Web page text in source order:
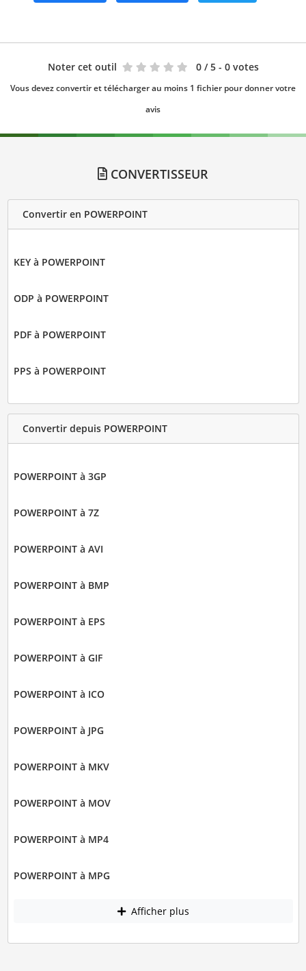
Noter cet outil 0 / 5 - 0 votes
Vous devez convertir et télécharger au moins 1 fichier pour donner votre
avis
CONVERTISSEUR
Convertir en POWERPOINT
KEY à POWERPOINT
ODP à POWERPOINT
PDF à POWERPOINT
PPS à POWERPOINT
Convertir depuis POWERPOINT
POWERPOINT à 3GP
POWERPOINT à 7Z
POWERPOINT à AVI
POWERPOINT à BMP
POWERPOINT à EPS
POWERPOINT à GIF
POWERPOINT à ICO
POWERPOINT à JPG
POWERPOINT à MKV
POWERPOINT à MOV
POWERPOINT à MP4
POWERPOINT à MPG
Afficher plus